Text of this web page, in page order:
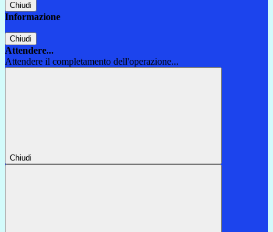
Chiudi
Informazione
Chiudi
Attendere...
Attendere il completamento dell'operazione...
Chiudi